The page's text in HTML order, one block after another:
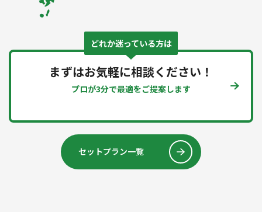
どれか迷っている方は
まずはお気軽に相談ください！
プロが3分で最適をご提案します
セットプラン一覧